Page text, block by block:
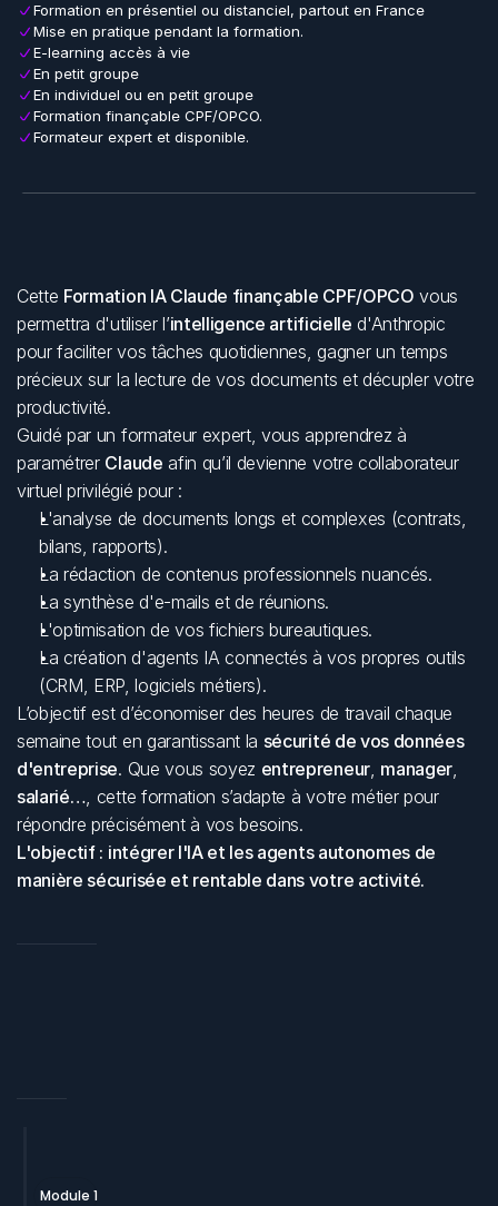
Formation en présentiel ou distanciel, partout en France
Mise en pratique pendant la formation.
E-learning accès à vie
En petit groupe
En individuel ou en petit groupe
Formation finançable CPF/OPCO.
Formateur expert et disponible.
Cette Formation IA Claude finançable CPF/OPCO vous
permettra d'utiliser l’intelligence artificielle d'Anthropic
pour faciliter vos tâches quotidiennes, gagner un temps
précieux sur la lecture de vos documents et décupler votre
productivité.
Guidé par un formateur expert, vous apprendrez à
paramétrer Claude afin qu’il devienne votre collaborateur
virtuel privilégié pour :
L'analyse de documents longs et complexes (contrats,
bilans, rapports).
La rédaction de contenus professionnels nuancés.
La synthèse d'e-mails et de réunions.
L'optimisation de vos fichiers bureautiques.
La création d'agents IA connectés à vos propres outils
(CRM, ERP, logiciels métiers).
L’objectif est d’économiser des heures de travail chaque
semaine tout en garantissant la sécurité de vos données
d'entreprise. Que vous soyez entrepreneur, manager
salarié…, cette formation s’adapte à votre métier pour
répondre précisément à vos besoins.
L'objectif : intégrer l'IA et les agents autonomes de
manière sécurisée et rentable dans votre activité.
Module 1